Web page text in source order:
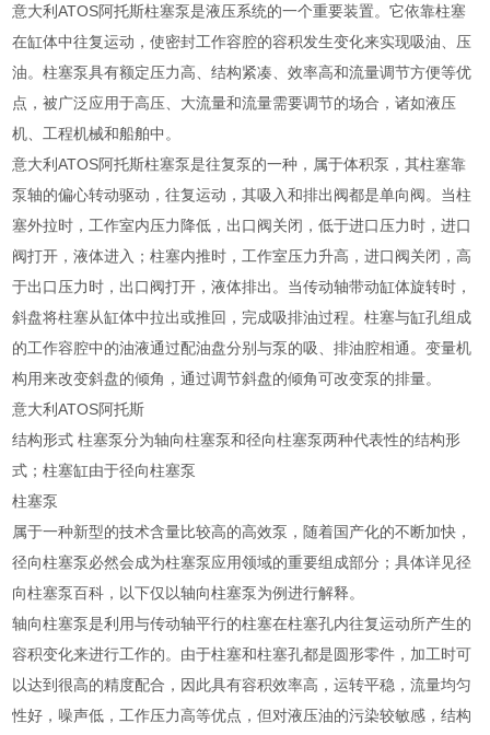
意大利ATOS阿托斯柱塞泵是液压系统的一个重要装置。它依靠柱塞
在缸体中往复运动，使密封工作容腔的容积发生变化来实现吸油、压
油。柱塞泵具有额定压力高、结构紧凑、效率高和流量调节方便等优
点，被广泛应用于高压、大流量和流量需要调节的场合，诸如液压
机、工程机械和船舶中。
意大利ATOS阿托斯柱塞泵是往复泵的一种，属于体积泵，其柱塞靠
泵轴的偏心转动驱动，往复运动，其吸入和排出阀都是单向阀。当柱
塞外拉时，工作室内压力降低，出口阀关闭，低于进口压力时，进口
阀打开，液体进入；柱塞内推时，工作室压力升高，进口阀关闭，高
于出口压力时，出口阀打开，液体排出。当传动轴带动缸体旋转时，
斜盘将柱塞从缸体中拉出或推回，完成吸排油过程。柱塞与缸孔组成
的工作容腔中的油液通过配油盘分别与泵的吸、排油腔相通。变量机
构用来改变斜盘的倾角，通过调节斜盘的倾角可改变泵的排量。
意大利ATOS阿托斯
结构形式 柱塞泵分为轴向柱塞泵和径向柱塞泵两种代表性的结构形
式；柱塞缸由于径向柱塞泵
柱塞泵
属于一种新型的技术含量比较高的高效泵，随着国产化的不断加快，
径向柱塞泵必然会成为柱塞泵应用领域的重要组成部分；具体详见径
向柱塞泵百科，以下仅以轴向柱塞泵为例进行解释。
轴向柱塞泵是利用与传动轴平行的柱塞在柱塞孔内往复运动所产生的
容积变化来进行工作的。由于柱塞和柱塞孔都是圆形零件，加工时可
以达到很高的精度配合，因此具有容积效率高，运转平稳，流量均匀
性好，噪声低，工作压力高等优点，但对液压油的污染较敏感，结构